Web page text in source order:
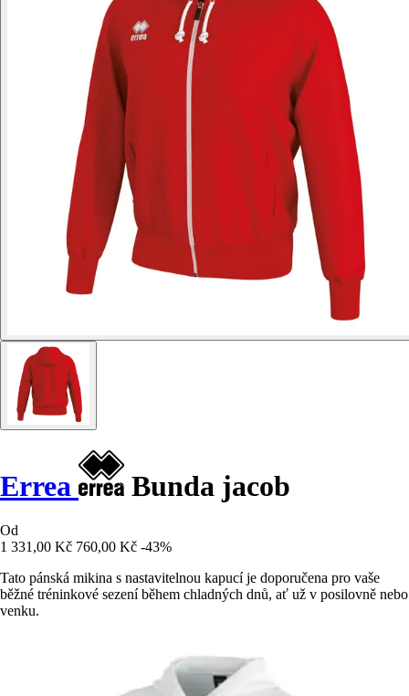
Errea Bunda jacob
Od
1 331,00 Kč 760,00 Kč -43%
Tato pánská mikina s nastavitelnou kapucí je doporučena pro vaše
běžné tréninkové sezení během chladných dnů, ať už v posilovně nebo
venku.